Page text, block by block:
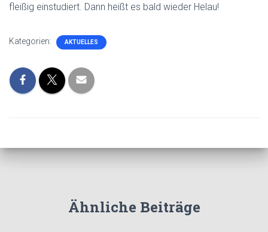
fleißig einstudiert. Dann heißt es bald wieder Helau!
Kategorien: AKTUELLES
Ähnliche Beiträge